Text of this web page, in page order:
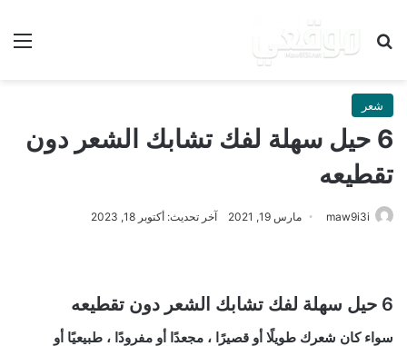
بحث عن
شعر
6 حيل سهلة لفك تشابك الشعر دون
تقطيعه
maw9i3i مارس 19, 2021 آخر تحديث: أكتوبر 18, 2023
6 حيل سهلة لفك تشابك الشعر دون تقطيعه
سواء كان شعرك طويلًا أو قصيرًا ، مجعدًا أو مفرودًا ، طبيعيًا أو